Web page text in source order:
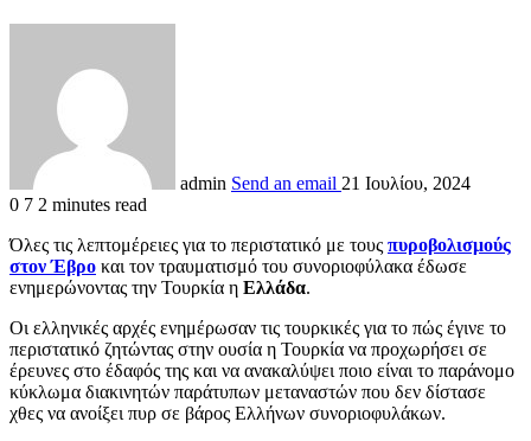
admin Send an email 21 Ιουλίου, 2024
0 7 2 minutes read
Όλες τις λεπτομέρειες για το περιστατικό με τους πυροβολισμούς
στον Έβρο και τον τραυματισμό του συνοριοφύλακα έδωσε
ενημερώνοντας την Τουρκία η Ελλάδα.
Οι ελληνικές αρχές ενημέρωσαν τις τουρκικές για το πώς έγινε το
περιστατικό ζητώντας στην ουσία η Τουρκία να προχωρήσει σε
έρευνες στο έδαφός της και να ανακαλύψει ποιο είναι το παράνομο
κύκλωμα διακινητών παράτυπων μεταναστών που δεν δίστασε
χθες να ανοίξει πυρ σε βάρος Ελλήνων συνοριοφυλάκων.